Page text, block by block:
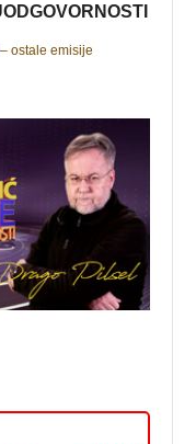
ostale emisije